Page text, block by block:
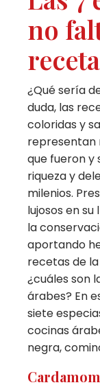
no
¿Qué sería
duda, las
coloridas y
representan
que fueron y
riqueza y
milenios.
lujosos en
la
aportando
recetas de
¿cuáles son
árabes? En
siete
cocinas
negra,